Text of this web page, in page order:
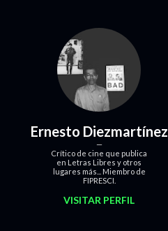
Ernesto Diezmartínez
Crítico de cine que publica
en Letras Libres y otros
lugares más... Miembro de
FIPRESCI.
VISITAR PERFIL